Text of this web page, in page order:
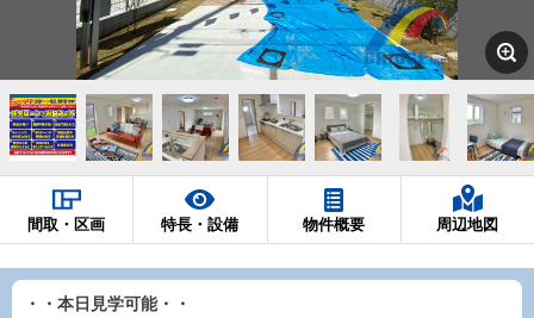
間取・区画 特長・設備 物件概要 周辺地図
・・本日見学可能・・